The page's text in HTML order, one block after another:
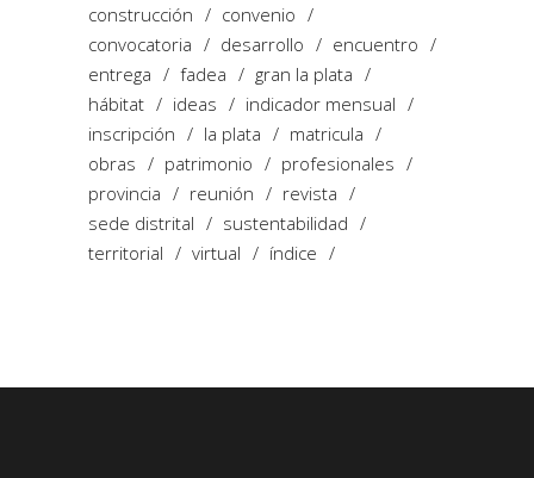
construcción
convenio
convocatoria
desarrollo
encuentro
entrega
fadea
gran la plata
hábitat
ideas
indicador mensual
inscripción
la plata
matricula
obras
patrimonio
profesionales
provincia
reunión
revista
sede distrital
sustentabilidad
territorial
virtual índice